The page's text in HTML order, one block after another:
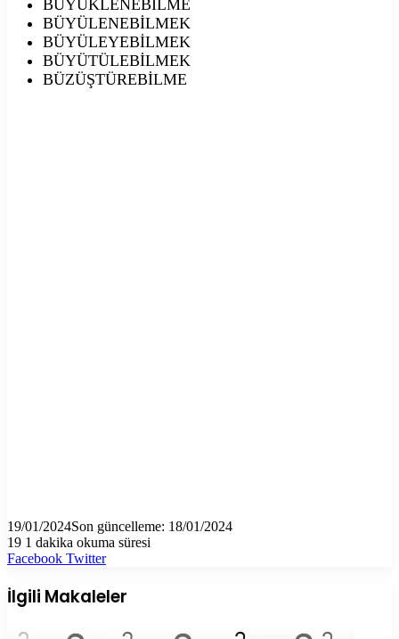
BÜYÜKLENEBİLME
BÜYÜLENEBİLMEK
BÜYÜLEYEBİLMEK
BÜYÜTÜLEBİLMEK
BÜZÜŞTÜREBİLME
19/01/2024Son güncelleme: 18/01/2024
19 1 dakika okuma süresi
Facebook TwitterLinkedIn
Tumblr
Pinterest
Reddit
VKontakte
E-
ile
paylaş
Yazdır
İlgili Makaleler